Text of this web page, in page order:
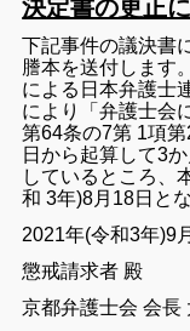
決定書の更正
下記事件の議決書
謄本を送付します。
による日本弁護士
により
「弁護士会
第64条の7第 1項
日から起算して3
していると ころ 、
和3年)8月18日とな
2021年(令和3年)9
懲戒請求者 殿
京都弁護士会会長